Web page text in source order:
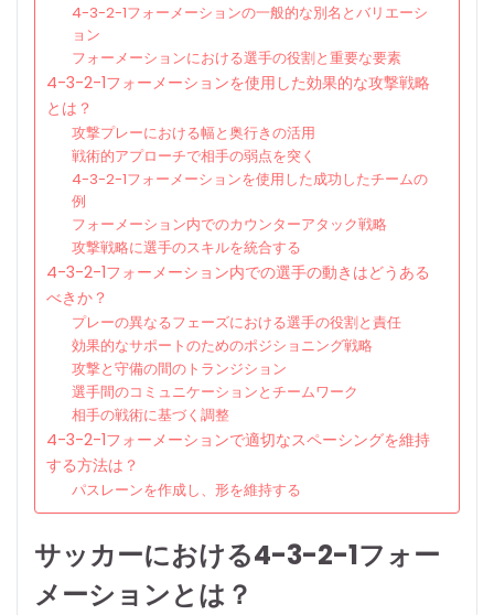
4-3-2-1フォーメーションの一般的な別名とバリエーシ
ョン
フォーメーションにおける選手の役割と重要な要素
4-3-2-1フォーメーションを使用した効果的な攻撃戦略
とは？
攻撃プレーにおける幅と奥行きの活用
戦術的アプローチで相手の弱点を突く
4-3-2-1フォーメーションを使用した成功したチームの
例
フォーメーション内でのカウンターアタック戦略
攻撃戦略に選手のスキルを統合する
4-3-2-1フォーメーション内での選手の動きはどうある
べきか？
プレーの異なるフェーズにおける選手の役割と責任
効果的なサポートのためのポジショニング戦略
攻撃と守備の間のトランジション
選手間のコミュニケーションとチームワーク
相手の戦術に基づく調整
4-3-2-1フォーメーションで適切なスペーシングを維持
する方法は？
パスレーンを作成し、形を維持する
サッカーにおける4-3-2-1フォー
メーションとは？